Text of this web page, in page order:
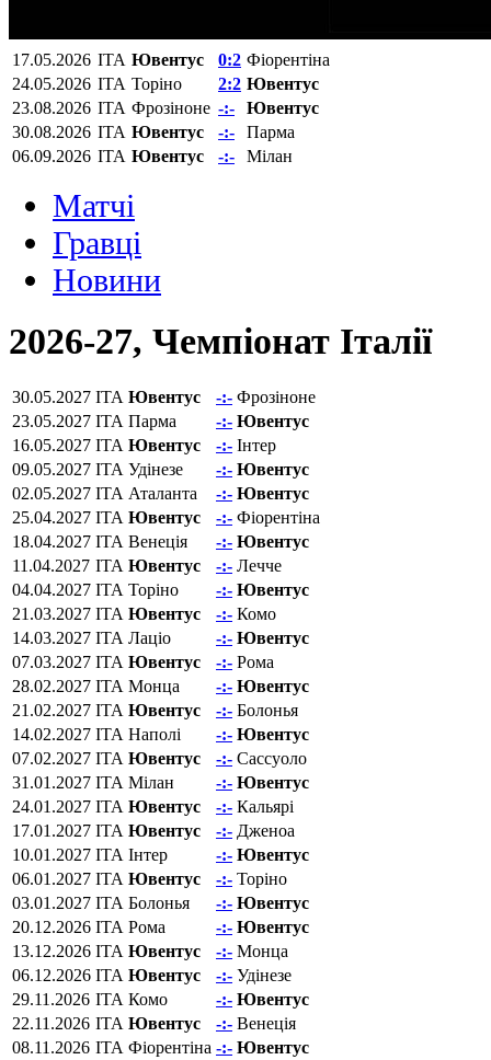
17.05.2026 ITA Ювентус 0:2 Фіорентіна‎
24.05.2026 ITA Торіно 2:2 Ювентус
23.08.2026 ITA Фрозіноне -:-
Ювентус
30.08.2026 ITA Ювентус -:-
Парма
06.09.2026 ITA Ювентус -:- Мілан
Матчi
Гравці
Новини
2026-27, Чемпіонат Італії
30.05.2027 ITA Ювентус -:- Фрозіноне
23.05.2027 ITA Парма -:- Ювентус
16.05.2027 ITA Ювентус -:- Інтер
09.05.2027 ITA Удінезе -:- Ювентус
02.05.2027 ITA Аталанта -:- Ювентус
25.04.2027 ITA Ювентус -:- Фіорентіна‎
18.04.2027 ITA Венеція -:- Ювентус
11.04.2027 ITA Ювентус -:- Лечче
04.04.2027 ITA Торіно -:- Ювентус
21.03.2027 ITA Ювентус -:- Комо
14.03.2027 ITA Лаціо -:- Ювентус
07.03.2027 ITA Ювентус -:- Рома
28.02.2027 ITA Монца -:- Ювентус
21.02.2027 ITA Ювентус -:- Болонья
14.02.2027 ITA Наполі -:- Ювентус
07.02.2027 ITA Ювентус -:- Сассуоло
31.01.2027 ITA Мілан -:- Ювентус
24.01.2027 ITA Ювентус -:- Кальярі
17.01.2027 ITA Ювентус -:- Дженоа
10.01.2027 ITA Інтер -:- Ювентус
06.01.2027 ITA Ювентус -:- Торіно
03.01.2027 ITA Болонья -:- Ювентус
20.12.2026 ITA Рома -:- Ювентус
13.12.2026 ITA Ювентус -:- Монца
06.12.2026 ITA Ювентус -:- Удінезе
29.11.2026 ITA Комо -:- Ювентус
22.11.2026 ITA Ювентус -:- Венеція
08.11.2026 ITA Фіорентіна‎ -:- Ювентус